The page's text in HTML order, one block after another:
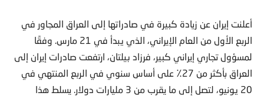
أعلنت إيران عن زيادة كبيرة في صادراتها إلى العراق المجاور في
الربع الأول من العام الإيراني، الذي يبدأ في 21 مارس. وفقًا
لمسؤول تجاري إيراني كبير، فرزاد بيلتان، ارتفعت صادرات إيران إلى
العراق بأكثر من 27٪ على أساس سنوي في الربع المنتهي في
20 يونيو، لتصل إلى ما يقرب من 3 مليارات دولار. يسلط هذا